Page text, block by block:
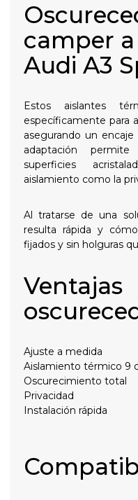
camper
Audi A3
Estos aislantes
específicamente para
asegurando un
adaptación
superficies
aislamiento como la
Al tratarse de una
resulta rápida y
fijados y sin holguras
Ajuste a medida
Aislamiento térmico 9
Oscurecimiento total
Privacidad
Instalación rápida